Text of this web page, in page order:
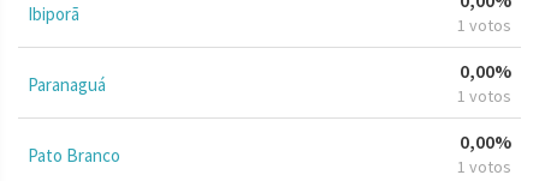
Ibiporã 1 votos
Paranaguá
0,00%
1 votos
Pato Branco
0,00%
1 votos